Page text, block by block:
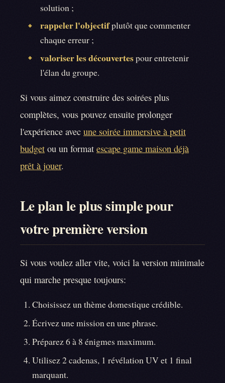
solution ;
◆ rappeler l'objectifplutôt que commenter
chaque erreur ;
◆ valoriser les découvertespour entretenir
l'élan du groupe.
Si vous aimez construire des soirées plus
complètes, vous pouvez ensuite prolonger
l'expérience avec une soirée immersive à petit
budget ou un format escape game maison déjà
prêt à jouer.
Le plan le plus simple pour
votre première version
Si vous voulez aller vite, voici la version minimale
qui marche presque toujours:
Choisissez un thème domestique crédible.
Écrivez une mission en une phrase.
Préparez 6 à 8 énigmes maximum.
Utilisez 2 cadenas, 1 révélation UV et 1 final
marquant.